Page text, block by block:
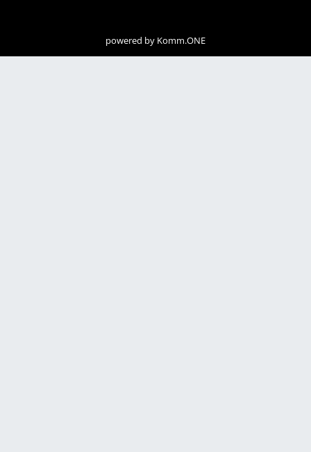
powered by Komm.ONE